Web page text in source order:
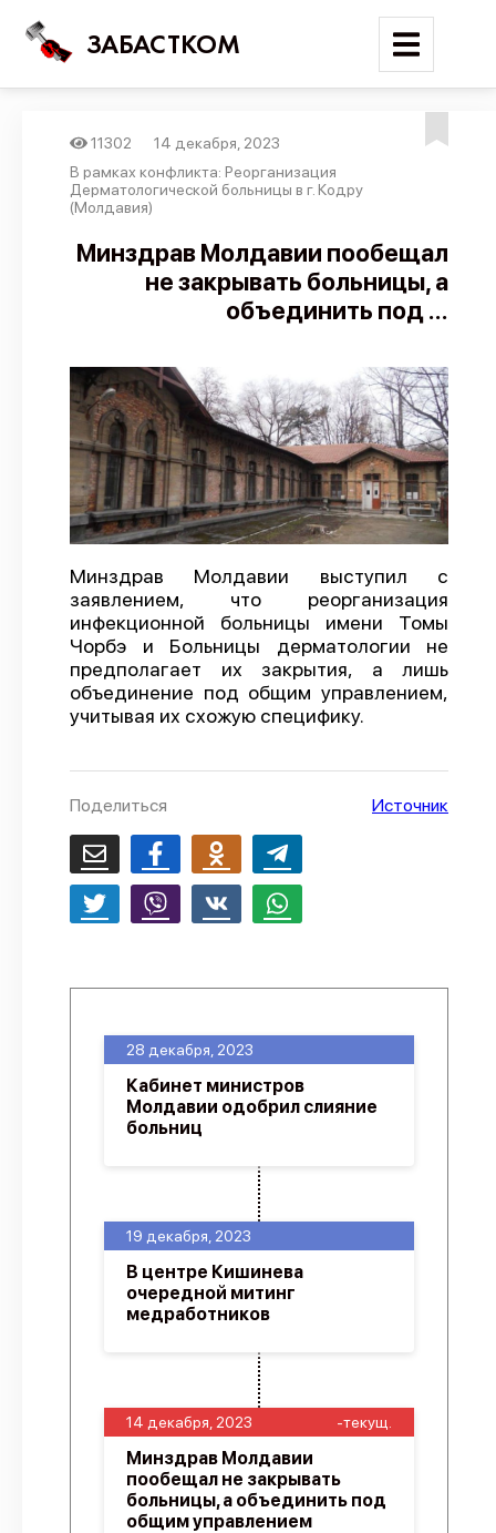
ЗАБАСТКОМ
Войти
Новости
Карта событий
Отчеты
Предложить публикацию
Справочник
API
О проекте
Политика конфиденциальности
11302
14 декабря, 2023
В рамках конфликта: Реорганизация
Дерматологической больницы в г. Кодру
(Молдавия)
Минздрав Молдавии пообещал
не закрывать больницы, а
объединить под ...
Минздрав Молдавии выступил с
заявлением, что реорганизация
инфекционной больницы имени Томы
Чорбэ и Больницы дерматологии не
предполагает их закрытия, а лишь
объединение под общим управлением,
учитывая их схожую специфику.
Поделиться Источник
14 декабря, 2023 -текущ.
Минздрав Молдавии
пообещал не закрывать
больницы, а объединить под
общим управлением
19 декабря, 2023
В центре Кишинева
очередной митинг
медработников
28 декабря, 2023
Кабинет министров
Молдавии одобрил слияние
больниц